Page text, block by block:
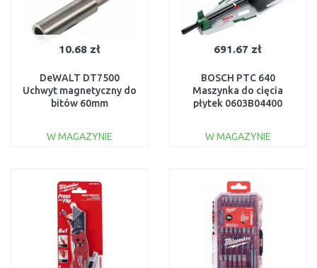
10.68 zł
DeWALT DT7500
Uchwyt magnetyczny do
bitów 60mm
W MAGAZYNIE
Do porównania
691.67 zł
BOSCH PTC 640
Maszynka do cięcia
płytek 0603B04400
W MAGAZYNIE
Do porównania